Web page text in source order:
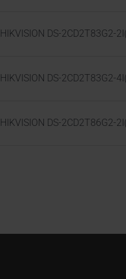
HIKVISION DS-2CD2T83G2-
HIKVISION DS-2CD2T83G2-
HIKVISION DS-